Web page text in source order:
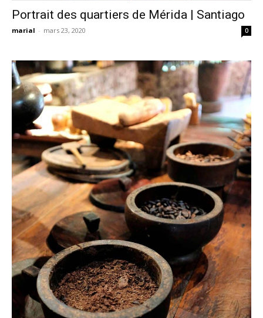
Portrait des quartiers de Mérida | Santiago
marial - mars 23, 2020 0